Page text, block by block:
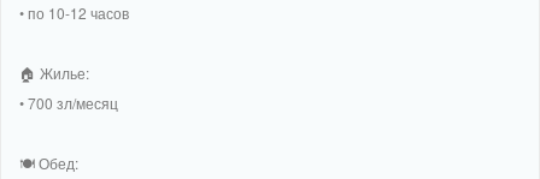
• по 10-12 часов
🏠 Жилье:
• 700 зл/месяц
🍽 Обед: